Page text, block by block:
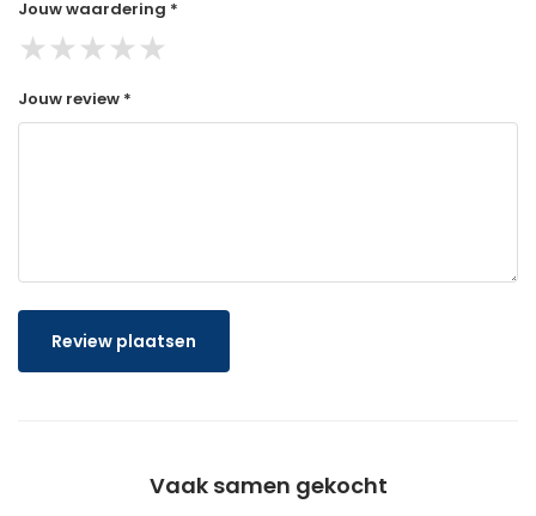
Jouw waardering *
★★★★★
Jouw review *
Review plaatsen
Vaak samen gekocht